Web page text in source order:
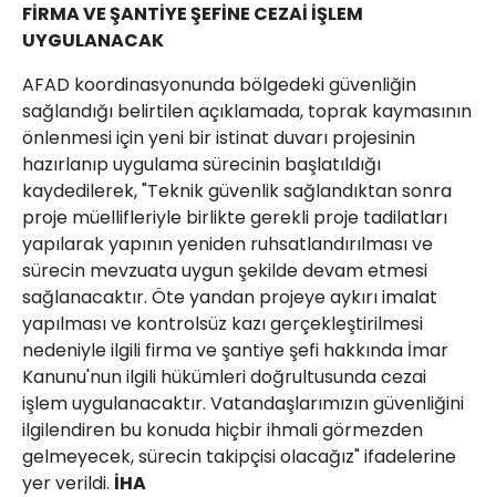
FİRMA VE ŞANTİYE ŞEFİNE CEZAİ İŞLEM
UYGULANACAK
AFAD koordinasyonunda bölgedeki güvenliğin
sağlandığı belirtilen açıklamada, toprak kaymasının
önlenmesi için yeni bir istinat duvarı projesinin
hazırlanıp uygulama sürecinin başlatıldığı
kaydedilerek, "Teknik güvenlik sağlandıktan sonra
proje müellifleriyle birlikte gerekli proje tadilatları
yapılarak yapının yeniden ruhsatlandırılması ve
sürecin mevzuata uygun şekilde devam etmesi
sağlanacaktır. Öte yandan projeye aykırı imalat
yapılması ve kontrolsüz kazı gerçekleştirilmesi
nedeniyle ilgili firma ve şantiye şefi hakkında İmar
Kanunu'nun ilgili hükümleri doğrultusunda cezai
işlem uygulanacaktır. Vatandaşlarımızın güvenliğini
ilgilendiren bu konuda hiçbir ihmali görmezden
gelmeyecek, sürecin takipçisi olacağız" ifadelerine
yer verildi. İHA